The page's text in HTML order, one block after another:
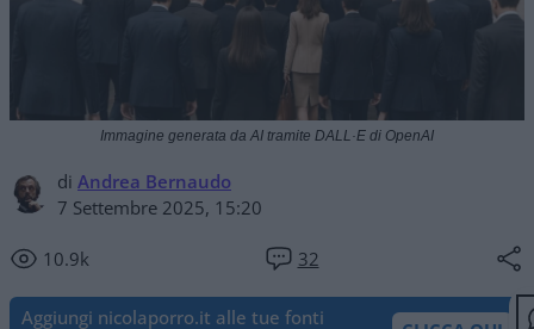
di Andrea Bernaudo
7 Settembre 2025, 15:20
10.9k 32
Immagine generata da AI tramite DALL·E di OpenAI
Aggiungi nicolaporro.it alle tue fonti